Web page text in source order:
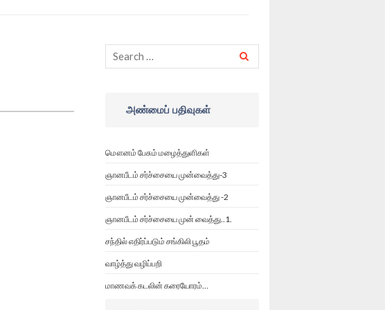
அண்மைப் பதிவுகள்
மௌனம் பேசும் மழைத்துளிகள்
ஞானபீடம் சர்ச்சையை முன்வைத்து-3
ஞானபீடம் சர்ச்சையை முன்வைத்து -2
ஞானபீடம் சர்ச்சையை முன் வைத்து..1.
சந்தில் எதிர்ப்படும் சங்கிலி பூதம்
வாழ்த்து வழிப்பறி
மாணவக் கடலின் கரையோரம்…